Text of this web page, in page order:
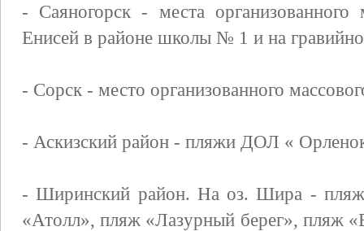
- Саяногорск - места
Енисей в районе школы № 1 и на
- Сорск - место организованного
- Аскизский район - пляжи ДОЛ «
- Ширинский район. На оз. Шира -
«Атолл», пляж «Лазурный берег», пляж